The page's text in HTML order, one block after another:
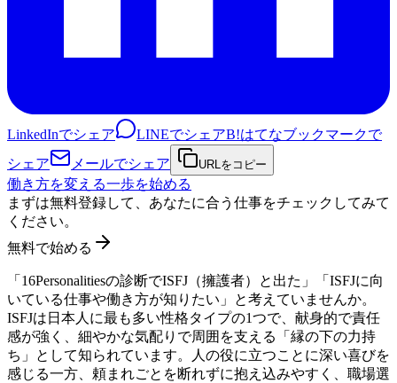
LinkedInでシェア LINEでシェアB!はてなブックマークで
シェア
メールでシェア URLをコピー
働き方を変える一歩を始める
まずは無料登録して、あなたに合う仕事をチェックしてみて
ください。
無料で始める
「16Personalitiesの診断でISFJ（擁護者）と出た」「ISFJに向
いている仕事や働き方が知りたい」と考えていませんか。
ISFJは日本人に最も多い性格タイプの1つで、献身的で責任
感が強く、細やかな気配りで周囲を支える「縁の下の力持
ち」として知られています。人の役に立つことに深い喜びを
感じる一方、頼まれごとを断れずに抱え込みやすく、職場選